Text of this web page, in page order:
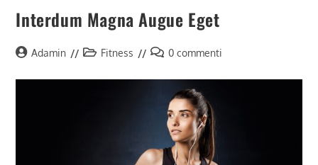
Interdum Magna Augue Eget
AutoreAdamin
Categoria
Fitness
Commenti
0 commenti